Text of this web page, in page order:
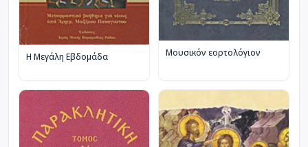
Η Μεγάλη Εβδομάδα Μουσικόν εορτολόγιον